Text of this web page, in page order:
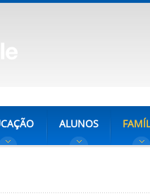
ALUNOS